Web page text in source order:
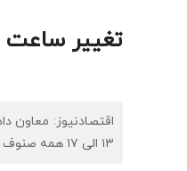
تغییر ساعت کاری
۱۳ الی ۱۷ همه صنوف اقدام به تعطیلی واحد صنفی خود کنند.